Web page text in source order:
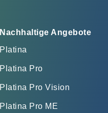
Nachhaltige Angebote
Platina
Platina Pro
Platina Pro Vision
Platina Pro ME